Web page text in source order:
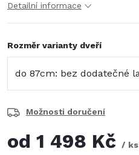
Detailní informace
Rozměr varianty dveří
Možnosti doručení
od 1 498 Kč
/ ks